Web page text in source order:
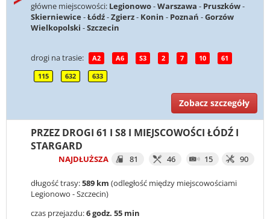
główne miejscowości: Legionowo-Warszawa - Pruszków-
Skierniewice -Łódź-Zgierz- Konin - Poznań -Gorzów
Wielkopolski -Szczecin
drogi na trasie: A2 A6 S3 2 7 10 61
115 632 633
Zobacz szczegóły
PRZEZ DROGI 61 I S8 I MIEJSCOWOŚCI ŁÓDŹ I
STARGARD
NAJDŁUŻSZA 81 46 15 90
długość trasy:589 km (odległość między miejscowościami
Legionowo - Szczecin)
czas przejazdu:6 godz. 55 min